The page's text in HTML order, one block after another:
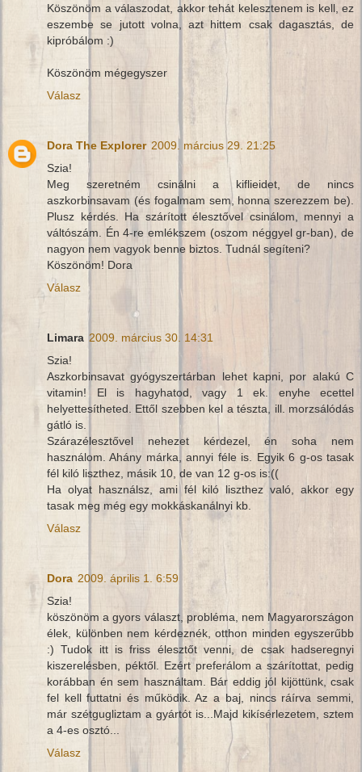
Köszönöm a válaszodat, akkor tehát kelesztenem is kell, ez
eszembe se jutott volna, azt hittem csak dagasztás, de
kipróbálom :)
Köszönöm mégegyszer
Válasz
Dora The Explorer 2009. március 29. 21:25
Szia!
Meg szeretném csinálni a kiflieidet, de nincs
aszkorbinsavam (és fogalmam sem, honna szerezzem be).
Plusz kérdés. Ha szárított élesztővel csinálom, mennyi a
váltószám. Én 4-re emlékszem (oszom néggyel gr-ban), de
nagyon nem vagyok benne biztos. Tudnál segíteni?
Köszönöm! Dora
Válasz
Limara 2009. március 30. 14:31
Szia!
Aszkorbinsavat gyógyszertárban lehet kapni, por alakú C
vitamin! El is hagyhatod, vagy 1 ek. enyhe ecettel
helyettesítheted. Ettől szebben kel a tészta, ill. morzsálódás
gátló is.
Szárazélesztővel nehezet kérdezel, én soha nem
használom. Ahány márka, annyi féle is. Egyik 6 g-os tasak
fél kiló liszthez, másik 10, de van 12 g-os is:((
Ha olyat használsz, ami fél kiló liszthez való, akkor egy
tasak meg még egy mokkáskanálnyi kb.
Válasz
Dora 2009. április 1. 6:59
Szia!
köszönöm a gyors választ, probléma, nem Magyarországon
élek, különben nem kérdeznék, otthon minden egyszerűbb
:) Tudok itt is friss élesztőt venni, de csak hadseregnyi
kiszerelésben, péktől. Ezért preferálom a szárítottat, pedig
korábban én sem használtam. Bár eddig jól kijöttünk, csak
fel kell futtatni és működik. Az a baj, nincs ráírva semmi,
már szétgugliztam a gyártót is...Majd kikísérlezetem, sztem
a 4-es osztó...
Válasz